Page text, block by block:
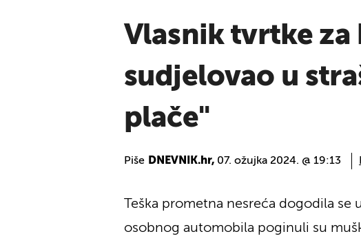
Vlasnik tvrtke
sudjelovao u
plače"
Piše DNEVNIK.hr, 07. ožujka 2024. @ 19:13
Teška prometna nesreća dogodila
osobnog automobila poginuli su